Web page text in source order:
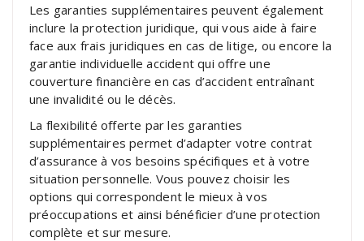
Les garanties supplémentaires peuvent également
inclure la protection juridique, qui vous aide à faire
face aux frais juridiques en cas de litige, ou encore la
garantie individuelle accident qui offre une
couverture financière en cas d’accident entraînant
une invalidité ou le décès.
La flexibilité offerte par les garanties
supplémentaires permet d’adapter votre contrat
d’assurance à vos besoins spécifiques et à votre
situation personnelle. Vous pouvez choisir les
options qui correspondent le mieux à vos
préoccupations et ainsi bénéficier d’une protection
complète et sur mesure.